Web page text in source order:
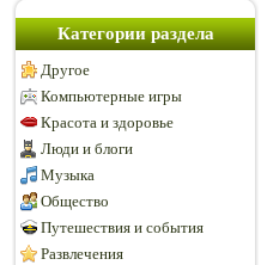
Категории раздела
Другое
Компьютерные игры
Красота и здоровье
Люди и блоги
Музыка
Общество
Путешествия и события
Развлечения